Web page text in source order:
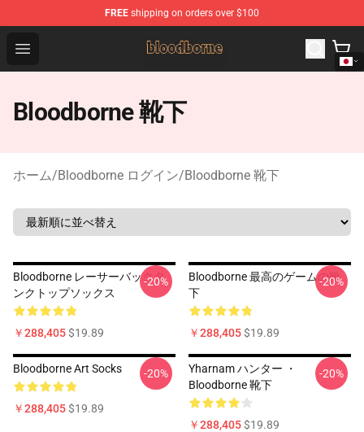
FREE shipping on orders over $100
Open menu
Bloodborne Shop - Official Bloodborne Merchandise
Bloodborne 靴下
ホーム/Bloodborne ログイン/Bloodborne 靴下
Bloodborne レーサーバックタ
ンクトップソックス
￥288,405$19.89
-20%
Bloodborne 最高のゲームの靴
下
￥288,405$19.89
-20%
Bloodborne Art Socks
￥288,405$19.89
-20%
Yharnam ハンター ・
Bloodborne 靴下
￥288,405$19.89
-20%